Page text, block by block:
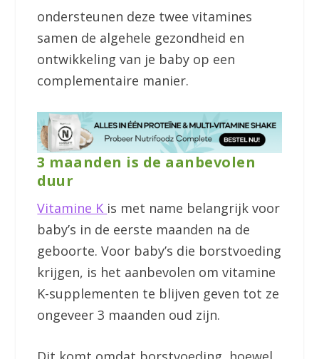
ondersteunen deze twee vitamines
samen de algehele gezondheid en
ontwikkeling van je baby op een
complementaire manier.
3 maanden is de aanbevolen
duur
Vitamine K is met name belangrijk voor
baby’s in de eerste maanden na de
geboorte. Voor baby’s die borstvoeding
krijgen, is het aanbevolen om vitamine
K-supplementen te blijven geven tot ze
ongeveer 3 maanden oud zijn.